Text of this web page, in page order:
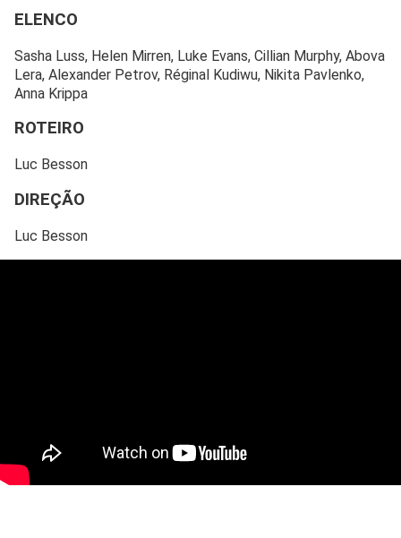
ELENCO
Sasha Luss, Helen Mirren, Luke Evans, Cillian Murphy, Abova
Lera, Alexander Petrov, Réginal Kudiwu, Nikita Pavlenko,
Anna Krippa
ROTEIRO
Luc Besson
DIREÇÃO
Luc Besson